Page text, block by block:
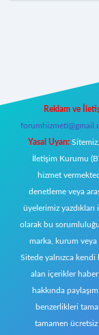
Reklam ve
Yasal Uyarı:
İletişim Kurumu
hizmet
denetleme veya
üyelerimiz
olarak bu
marka, kurum veya
Sitede yalnızca kendi
alan içerikler
hakkında
benzerlikleri
tamamen